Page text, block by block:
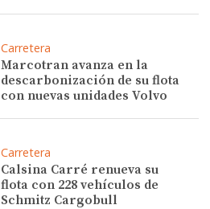
Carretera
Marcotran avanza en la
descarbonización de su flota
con nuevas unidades Volvo
Carretera
Calsina Carré renueva su
flota con 228 vehículos de
Schmitz Cargobull